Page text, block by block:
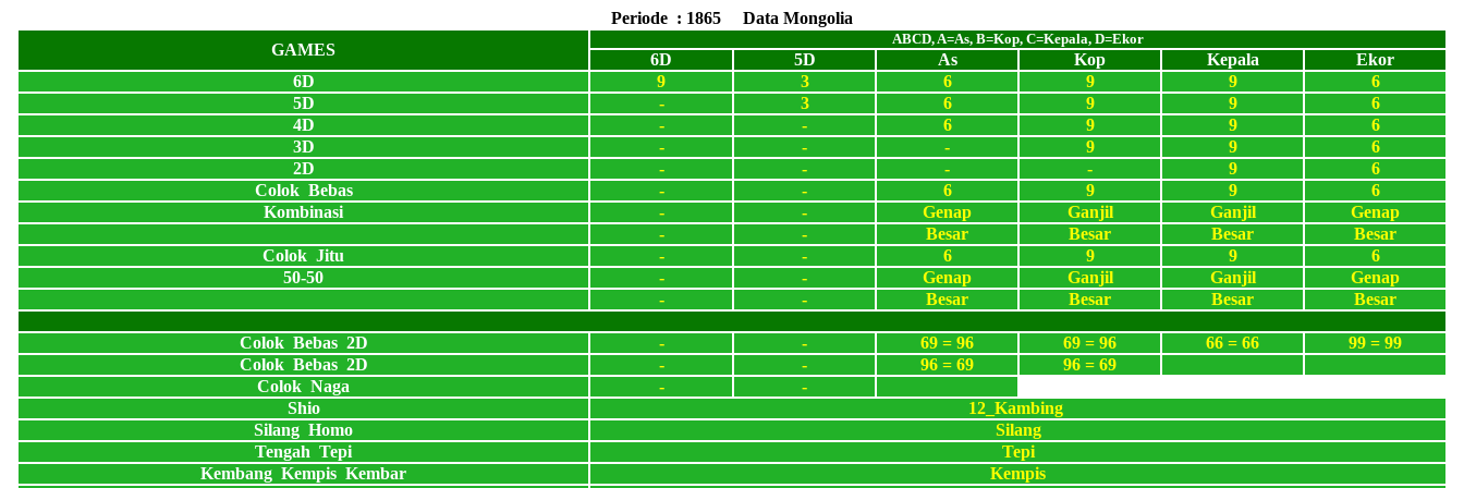
Periode : 1865 Data Mongolia
GAMES
ABCD, A=As, B=Kop, C=Kepala, D=Ekor
6D 5D As Kop Kepala
Ekor
6D
9 3 6 9 9
6
5D
- 3 6 9 9
6
4D
- - 6 9 9
6
3D
- - - 9 9
6
2D
- - - - 9
6
Colok Bebas
- - 6 9 9
6
Kombinasi
- - Genap Ganjil Ganjil
Genap
-
- Besar Besar Besar
Besar
Colok Jitu
- - 6 9 9
6
50-50
- - Genap Ganjil Ganjil
Genap
-
- Besar Besar Besar Besar
Colok Bebas 2D - - 69 = 96 69 = 96 66 = 66
99 = 99
Colok Bebas 2D
- - 96 = 69
96 = 69
Colok Naga
-
-
Shio
12_Kambing
Silang Homo
Silang
Tengah Tepi
Tepi
Kembang Kempis Kembar
Kempis